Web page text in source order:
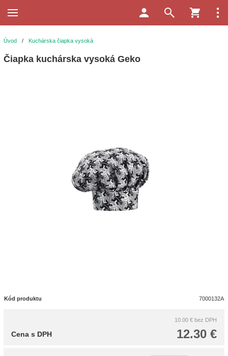
Úvod / Kuchárska čiapka vysoká
Čiapka kuchárska vysoká Geko
Kód produktu 7000132A
10.00 € bez DPH
12.30 €
Cena s DPH